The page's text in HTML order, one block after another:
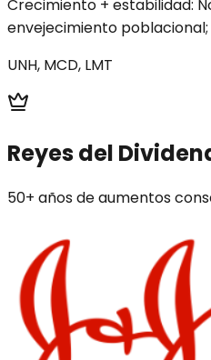
Crecimiento + estabilidad:
envejecimiento
UNH, MCD, LMT
Reyes del
50+ años de aumentos